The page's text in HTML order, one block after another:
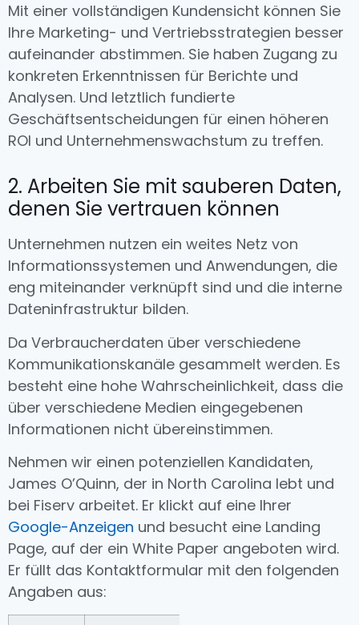
Mit einer vollständigen Kundensicht können Sie
Ihre Marketing- und Vertriebsstrategien besser
aufeinander abstimmen. Sie haben Zugang zu
konkreten Erkenntnissen für Berichte und
Analysen. Und letztlich fundierte
Geschäftsentscheidungen für einen höheren
ROI und Unternehmenswachstum zu treffen.
2. Arbeiten Sie mit sauberen Daten,
denen Sie vertrauen können
Unternehmen nutzen ein weites Netz von
Informationssystemen und Anwendungen, die
eng miteinander verknüpft sind und die interne
Dateninfrastruktur bilden.
Da Verbraucherdaten über verschiedene
Kommunikationskanäle gesammelt werden. Es
besteht eine hohe Wahrscheinlichkeit, dass die
über verschiedene Medien eingegebenen
Informationen nicht übereinstimmen.
Nehmen wir einen potenziellen Kandidaten,
James O’Quinn, der in North Carolina lebt und
bei Fiserv arbeitet. Er klickt auf eine Ihrer
Google-Anzeigen und besucht eine Landing
Page, auf der ein White Paper angeboten wird.
Er füllt das Kontaktformular mit den folgenden
Angaben aus: